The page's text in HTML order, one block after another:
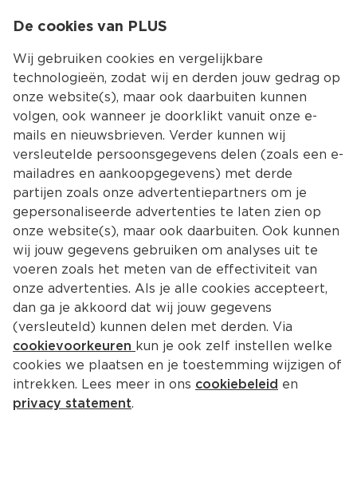
Kies jouw
Terug Producten
De keukenhulpjes Schaar
Stuk 1 st
De cookies van PLUS
Wij gebruiken cookies en vergelijkbare
technologieën, zodat wij en derden jouw gedrag op
onze website(s), maar ook daarbuiten kunnen
volgen, ook wanneer je doorklikt vanuit onze e-
mails en nieuwsbrieven. Verder kunnen wij
versleutelde persoonsgegevens delen (zoals een e-
mailadres en aankoopgegevens) met derde
partijen zoals onze advertentiepartners om je
gepersonaliseerde advertenties te laten zien op
onze website(s), maar ook daarbuiten. Ook kunnen
wij jouw gegevens gebruiken om analyses uit te
voeren zoals het meten van de effectiviteit van
onze advertenties. Als je alle cookies accepteert,
dan ga je akkoord dat wij jouw gegevens
(versleuteld) kunnen delen met derden. Via
cookievoorkeuren kun je ook zelf instellen welke
cookies we plaatsen en je toestemming wijzigen of
intrekken. Lees meer in ons cookiebeleid en
privacy statement.